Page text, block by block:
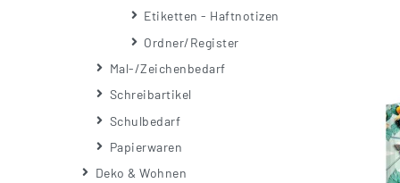
Etiketten - Haftnotizen
Ordner/Register
Mal-/Zeichenbedarf
Schreibartikel
Schulbedarf
Papierwaren
Deko & Wohnen